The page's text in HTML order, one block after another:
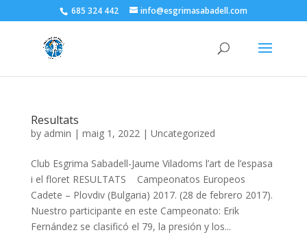
685 324 442 info@esgrimasabadell.com
Resultats
by admin | maig 1, 2022| Uncategorized
Club Esgrima Sabadell-Jaume Viladoms l’art de l’espasa
i el floret RESULTATS ​ Campeonatos Europeos
Cadete – Plovdiv (Bulgaria) 2017. (28 de febrero 2017).
Nuestro participante en este Campeonato: Erik
Fernández se clasificó el 79, la presión y los...